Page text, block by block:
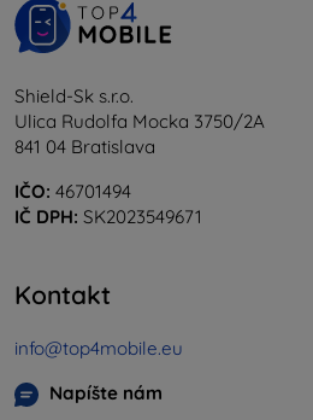
Shield-Sk s.r.o.
Ulica Rudolfa Mocka 3750/2A
841 04 Bratislava
IČO: 46701494
IČ DPH: SK2023549671
Kontakt
info@top4mobile.eu
Napíšte nám